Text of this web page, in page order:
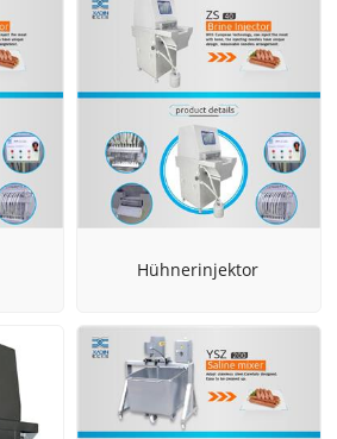
Hühnerinjektor